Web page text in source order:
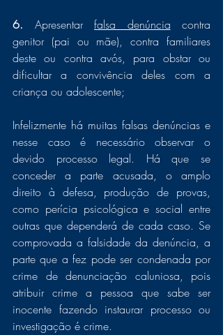
6. Apresentar falsa denúncia contra
genitor (pai ou mãe), contra familiares
deste ou contra avós, para obstar ou
dificultar a convivência deles com a
criança ou adolescente;
Infelizmente há muitas falsas denúncias e
nesse caso é necessário observar o
devido processo legal. Há que se
conceder a parte acusada, o amplo
direito à defesa, produção de provas,
como perícia psicológica e social entre
outras que dependerá de cada caso. Se
comprovada a falsidade da denúncia, a
parte que a fez pode ser condenada por
crime de denunciação caluniosa, pois
atribuir crime a pessoa que sabe ser
inocente fazendo instaurar processo ou
investigação é crime.